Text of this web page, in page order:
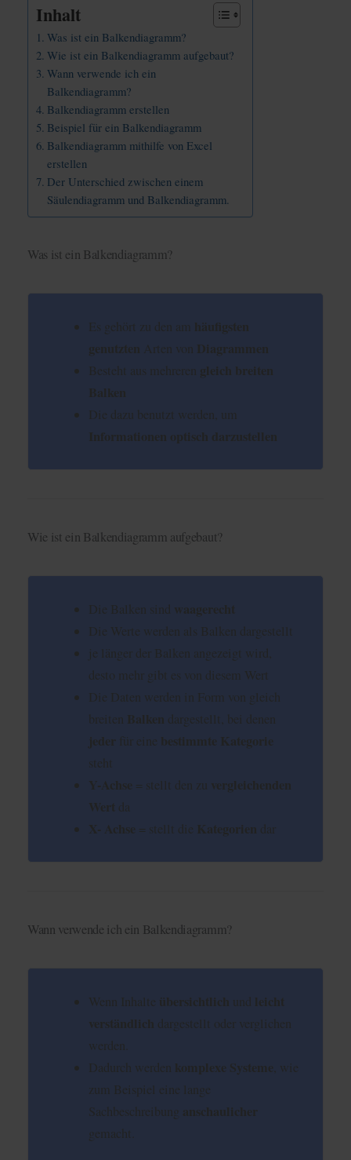
Inhalt
Was ist ein Balkendiagramm?
Wie ist ein Balkendiagramm aufgebaut?
Wann verwende ich ein
Balkendiagramm?
Balkendiagramm erstellen
Beispiel für ein Balkendiagramm
Balkendiagramm mithilfe von Excel
erstellen
Der Unterschied zwischen einem
Säulendiagramm und Balkendiagramm.
Was ist ein Balkendiagramm?
Es gehört zu den am häufigsten
genutzten Arten von Diagrammen
Besteht aus mehreren gleich breiten
Balken
Die dazu benutzt werden, um
Informationen optisch darzustellen
Wie ist ein Balkendiagramm aufgebaut?
Die Balken sind waagerecht
Die Werte werden als Balken dargestellt
je länger der Balken angezeigt wird,
desto mehr gibt es von diesem Wert
Die Daten werden in Form von gleich
breiten Balken dargestellt, bei denen
jeder für eine bestimmte Kategorie
steht
Y-Achse = stellt den zu vergleichenden
Wert da
X- Achse = stellt die Kategorien dar
Wann verwende ich ein Balkendiagramm?
Wenn Inhalte übersichtlich und leicht
verständlich dargestellt oder verglichen
werden.
Dadurch werden komplexe Systeme, wie
zum Beispiel eine lange
Sachbeschreibung anschaulicher
gemacht.